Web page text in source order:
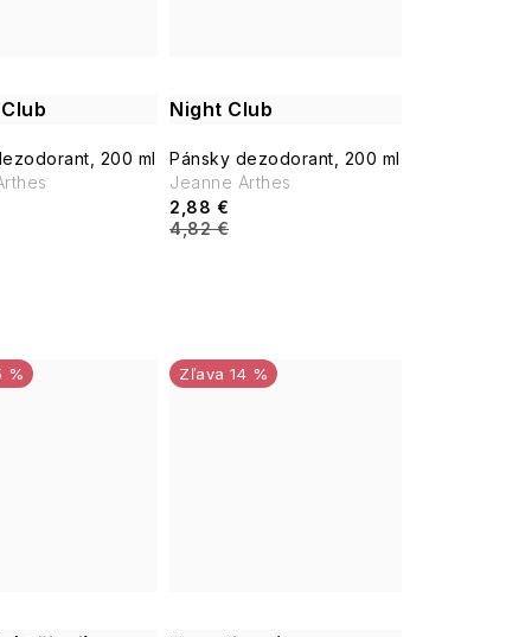
200 ml
Night Club
Pánsky dezodorant, 200 ml
2,88 €
4,82 €
Jeanne Arthes
% 14 %